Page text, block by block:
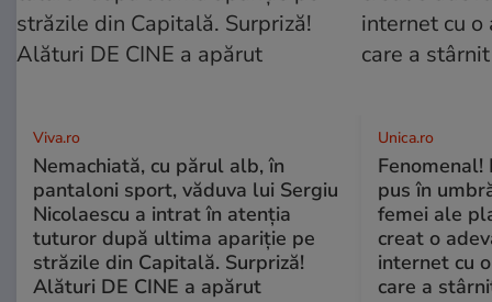
Viva.ro
Nemachiată, cu părul alb, în
pantaloni sport, văduva lui Sergiu
Nicolaescu a intrat în atenția
tuturor după ultima apariție pe
străzile din Capitală. Surpriză!
Alături DE CINE a apărut
Unica.ro
pus în
femei ale
creat o
internet cu
care a